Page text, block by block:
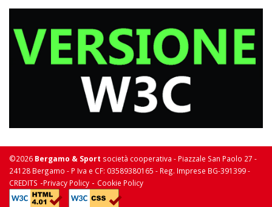
©2026 Bergamo & Sport società cooperativa - Piazzale San Paolo 27 -
24128 Bergamo - P Iva e CF: 03589380165 - Reg. Imprese BG-391399 -
CREDITS -Privacy Policy - Cookie Policy